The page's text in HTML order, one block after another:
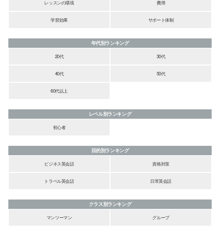
レッスンの環境 費用
学習効果 サポート体制
年代別ランキング
20代
30代
40代 50代
60代以上
レベル別ランキング
初心者
目的別ランキング
ビジネス英会話
資格対策
トラベル英会話 日常英会話
クラス別ランキング
マンツーマン
グループ